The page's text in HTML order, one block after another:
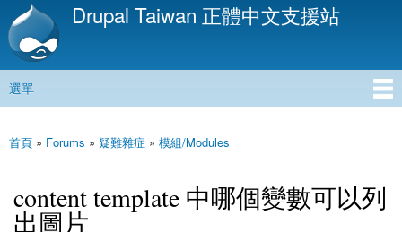
移
內
Drupal Taiwan 正體中文支援站
主選單
選單
您在這裡
首頁 » Forums » 疑難雜症 » 模組/Modules
content template 中哪個變數可以列
出圖片